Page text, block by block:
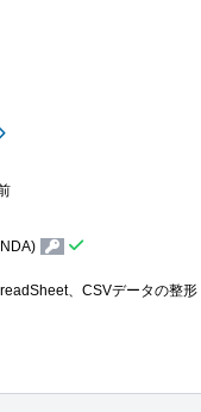
、CSVデータの整